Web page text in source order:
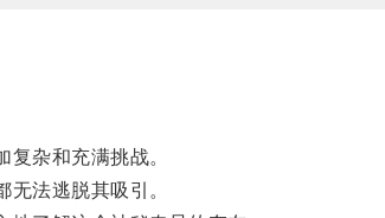
杂和充满挑战。
法逃脱其吸引。